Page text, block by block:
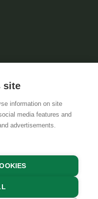
PROTECTION
site
information on site
media features and
advertisements.